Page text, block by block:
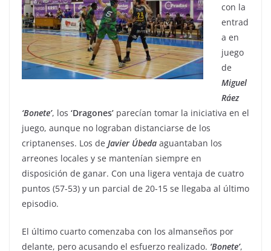
con la
entrad
a en
juego
de
Miguel
Ráez
‘Bonete’, los ‘Dragones’ parecían tomar la iniciativa en el
juego, aunque no lograban distanciarse de los
criptanenses. Los de Javier Úbeda aguantaban los
arreones locales y se mantenían siempre en
disposición de ganar. Con una ligera ventaja de cuatro
puntos (57-53) y un parcial de 20-15 se llegaba al último
episodio.
El último cuarto comenzaba con los almanseños por
delante, pero acusando el esfuerzo realizado. ‘Bonete’,